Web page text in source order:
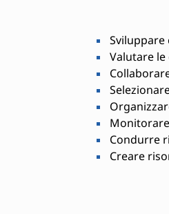
Valutare
Condurre
Creare